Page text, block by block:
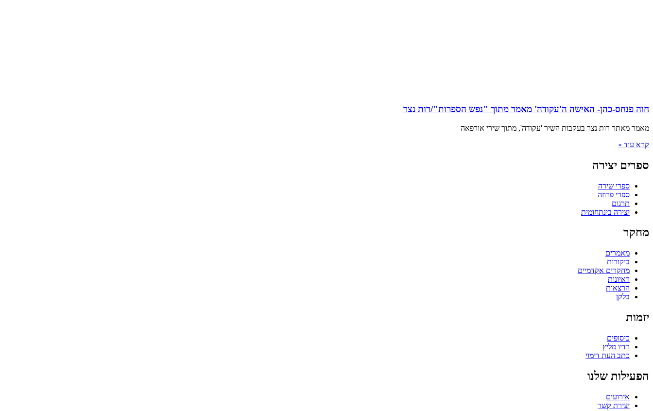
חוה פנחס-כהן- האישה ה'עקודה' מאמר מתוך "נפש הספרות"/רות נצר
מאמר מאתר רות נצר בעקבות השיר 'עקודה', מתוך שירי אורפאה
קרא עוד »
ספרים יצירה
ספרי שירה
ספרי פרוזה
תרגום
יצירה בינתחומית
מחקר
מאמרים
ביקורות
מחקרים אקדמיים
ראיונות
הרצאות
בלקן
יזמות
כיסופים
רדיו מליץ
כתב העת דימוי
הפעילות שלנו
אירועים
יצירת קשר